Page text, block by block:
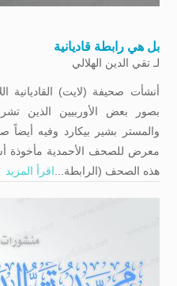
بل هي رابطة قاديانية
لـتقي الدين الهلالي
أنشأت صحيفة (لايت) القاديانية
بصور بعض الأوربيين الذين
والمستر بشير بيكارد وفيه أيضاً
معرض للصحف الأحمدية مأخوذة
هذه الصحف (الرابطة...اقرأ المزيد